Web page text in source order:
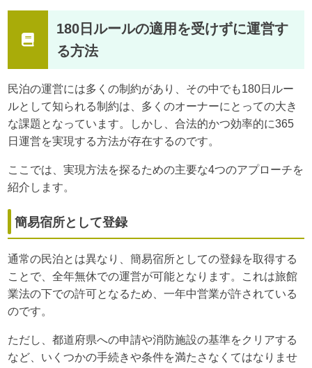
180日ルールの適用を受けずに運営す
る方法
民泊の運営には多くの制約があり、その中でも180日ルー
ルとして知られる制約は、多くのオーナーにとっての大き
な課題となっています。しかし、合法的かつ効率的に365
日運営を実現する方法が存在するのです。
ここでは、実現方法を探るための主要な4つのアプローチを
紹介します。
簡易宿所として登録
通常の民泊とは異なり、簡易宿所としての登録を取得する
ことで、全年無休での運営が可能となります。これは旅館
業法の下での許可となるため、一年中営業が許されている
のです。
ただし、都道府県への申請や消防施設の基準をクリアする
など、いくつかの手続きや条件を満たさなくてはなりませ